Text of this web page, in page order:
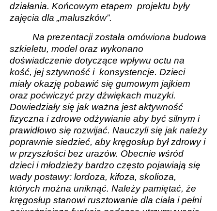
działania. Końcowym etapem projektu były
zajęcia dla „maluszków”.
Na prezentacji została omówiona budowa
szkieletu, model oraz wykonano
doświadczenie dotyczące wpływu octu na
kość, jej sztywność i konsystencje. Dzieci
miały okazję pobawić się gumowym jajkiem
oraz poćwiczyć przy dźwiękach muzyki.
Dowiedziały się jak ważna jest aktywność
fizyczna i zdrowe odżywianie aby być silnym i
prawidłowo się rozwijać. Nauczyli się jak należy
poprawnie siedzieć, aby kręgosłup był zdrowy i
w przyszłości bez urazów. Obecnie wśród
dzieci i młodzieży bardzo często pojawiają się
wady postawy: lordoza, kifoza, skolioza,
których można uniknąć. Należy pamiętać, że
kręgosłup stanowi rusztowanie dla ciała i pełni